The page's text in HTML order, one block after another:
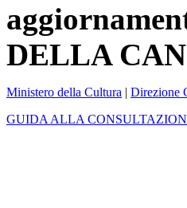
DELLA
Ministero della Cultura | Direzione
GUIDA ALLA